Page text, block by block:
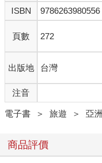
ISBN
9786263980556
頁數 272
出版地 台灣
注音
電子書 ＞ 旅遊 ＞ 亞洲
商品評價